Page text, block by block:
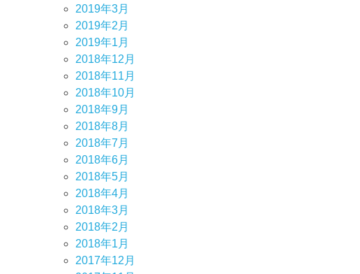
2019年3月
2019年2月
2019年1月
2018年12月
2018年11月
2018年10月
2018年9月
2018年8月
2018年7月
2018年6月
2018年5月
2018年4月
2018年3月
2018年2月
2018年1月
2017年12月